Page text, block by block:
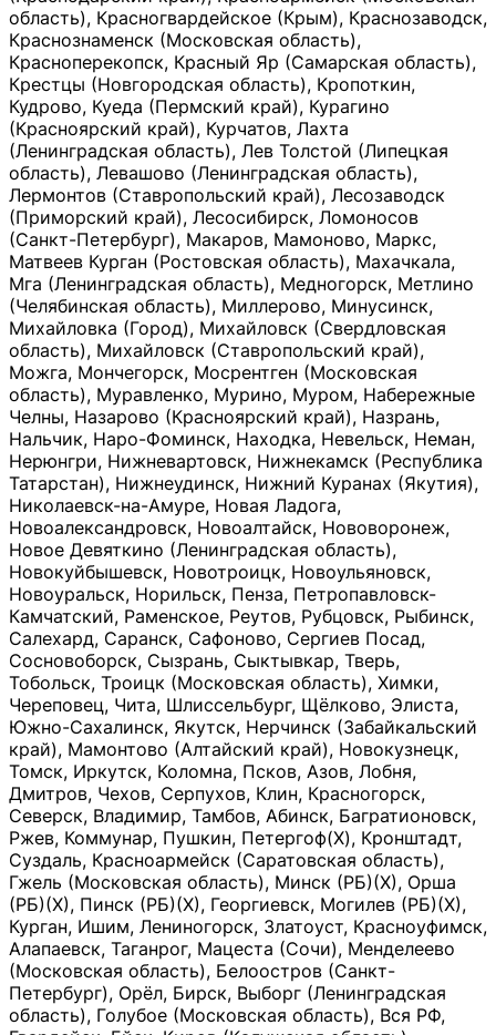
область), Красногвардейское (Крым), Краснозаводск,
Краснознаменск (Московская область),
Красноперекопск, Красный Яр (Самарская область),
Крестцы (Новгородская область), Кропоткин,
Кудрово, Куеда (Пермский край), Курагино
(Красноярский край), Курчатов, Лахта
(Ленинградская область), Лев Толстой (Липецкая
область), Левашово (Ленинградская область),
Лермонтов (Ставропольский край), Лесозаводск
(Приморский край), Лесосибирск, Ломоносов
(Санкт-Петербург), Макаров, Мамоново, Маркс,
Матвеев Курган (Ростовская область), Махачкала,
Мга (Ленинградская область), Медногорск, Метлино
(Челябинская область), Миллерово, Минусинск,
Михайловка (Город), Михайловск (Свердловская
область), Михайловск (Ставропольский край),
Можга, Мончегорск, Мосрентген (Московская
область), Муравленко, Мурино, Муром, Набережные
Челны, Назарово (Красноярский край), Назрань,
Нальчик, Наро-Фоминск, Находка, Невельск, Неман,
Нерюнгри, Нижневартовск, Нижнекамск (Республика
Татарстан), Нижнеудинск, Нижний Куранах (Якутия),
Николаевск-на-Амуре, Новая Ладога,
Новоалександровск, Новоалтайск, Нововоронеж,
Новое Девяткино (Ленинградская область),
Новокуйбышевск, Новотроицк, Новоульяновск,
Новоуральск, Норильск, Пенза, Петропавловск-
Камчатский, Раменское, Реутов, Рубцовск, Рыбинск,
Салехард, Саранск, Сафоново, Сергиев Посад,
Сосновоборск, Сызрань, Сыктывкар, Тверь,
Тобольск, Троицк (Московская область), Химки,
Череповец, Чита, Шлиссельбург, Щёлково, Элиста,
Южно-Сахалинск, Якутск, Нерчинск (Забайкальский
край), Мамонтово (Алтайский край), Новокузнецк,
Томск, Иркутск, Коломна, Псков, Азов, Лобня,
Дмитров, Чехов, Серпухов, Клин, Красногорск,
Северск, Владимир, Тамбов, Абинск, Багратионовск,
Ржев, Коммунар, Пушкин, Петергоф(Х), Кронштадт,
Суздаль, Красноармейск (Саратовская область),
Гжель (Московская область), Минск (РБ)(Х), Орша
(РБ)(Х), Пинск (РБ)(Х), Георгиевск, Могилев (РБ)(Х),
Курган, Ишим, Лениногорск, Златоуст, Красноуфимск,
Алапаевск, Таганрог, Мацеста (Сочи), Менделеево
(Московская область), Белоостров (Санкт-
Петербург), Орёл, Бирск, Выборг (Ленинградская
область), Голубое (Московская область), Вся РФ,